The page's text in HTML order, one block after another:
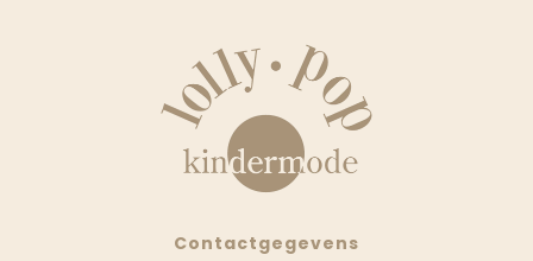
Contactgegevens